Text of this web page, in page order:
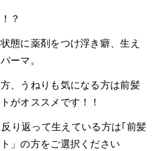
？
態に薬剤をつけ浮き癖、生え
ーマ。
、うねりも気になる方は前髪
がオススメです！！
り返って生えている方は｢前髪
」の方をご選択ください